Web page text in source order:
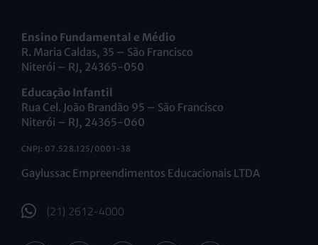
Ensino Fundamental e Médio
R. Maria Caldas, 35 – São Francisco
Niterói – RJ, 24365-050
Educação Infantil
Rua Cel. João Brandão 95 – São Francisco
Niterói – RJ, 24365-060
CNPJ: 07.528.125/0001-38
Gaylussac Empreendimentos Educacionais LTDA
(21) 2612-4000